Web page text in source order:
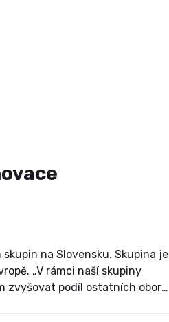
na Slovensku. Skupina je
„V rámci naší skupiny
podíl ostatních oborů,“